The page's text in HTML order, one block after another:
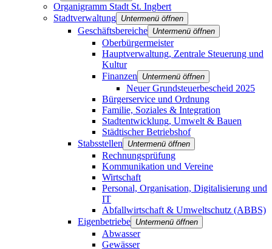
Organigramm Stadt St. Ingbert
Stadtverwaltung Untermenü öffnen
Geschäftsbereiche Untermenü öffnen
Oberbürgermeister
Hauptverwaltung, Zentrale Steuerung und
Kultur
Finanzen
Untermenü öffnen
Neuer Grundsteuerbescheid 2025
Bürgerservice und Ordnung
Familie, Soziales & Integration
Stadtentwicklung, Umwelt & Bauen
Städtischer Betriebshof
Stabsstellen
Untermenü öffnen
Rechnungsprüfung
Kommunikation und Vereine
Wirtschaft
Personal, Organisation, Digitalisierung und
IT
Abfallwirtschaft & Umweltschutz (ABBS)
Eigenbetriebe Untermenü öffnen
Abwasser
Gewässer